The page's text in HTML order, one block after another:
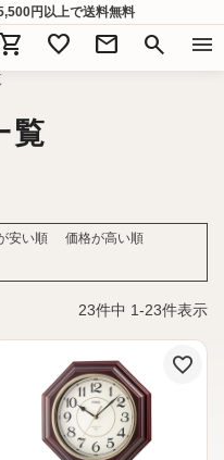
円以上で送料無料
shopping_cart favorite mail search menu
覧
安い順
価格が高い順
23件中 1-23件表示